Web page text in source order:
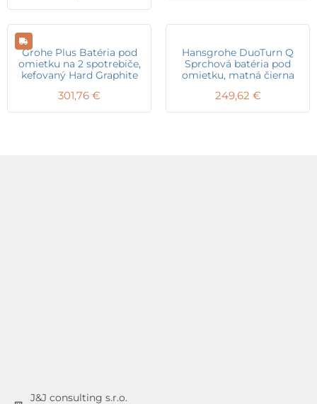
Grohe Plus Batéria pod
omietku na 2 spotrebiče,
kefovaný Hard Graphite
301,76 €
Hansgrohe DuoTurn Q
Sprchová batéria pod
omietku, matná čierna
249,62 €
J&J consulting s.r.o.